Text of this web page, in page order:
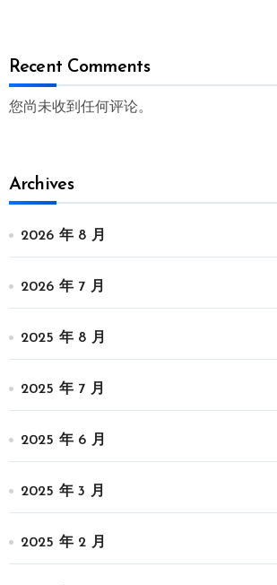
Recent Comments
您尚未收到任何评论。
Archives
2026 年 8 月
2026 年 7 月
2025 年 8 月
2025 年 7 月
2025 年 6 月
2025 年 3 月
2025 年 2 月